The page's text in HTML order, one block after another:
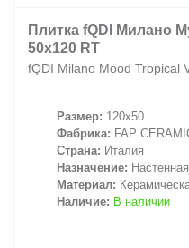
Плитка fQDI Милано
50x120 RT
fQDI Milano Mood Tropical
Размер: 120x50
Фабрика: FAP
Страна: Италия
Назначение: Настенная
Материал:
Наличие: В наличии